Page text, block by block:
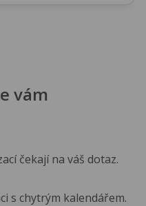
vám
čekají na váš dotaz.
s chytrým kalendářem.